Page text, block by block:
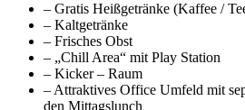
– Gratis Heißgetränke (Kaffee /
– Kaltgetränke
– Frisches Obst
– „Chill Area“ mit Play Station
– Kicker – Raum
– Attraktives Office Umfeld mit
den Mittagslunch